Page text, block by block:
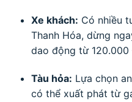
Xe khách: Có nhiều
Thanh Hóa, dừng
dao động từ
Tàu hỏa: Lựa chọn
có thể xuất phát từ